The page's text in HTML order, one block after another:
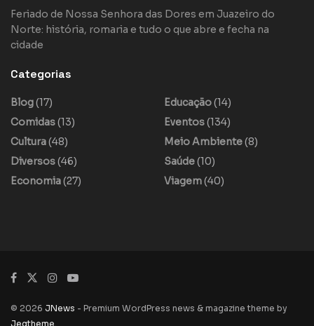
Feriado de Nossa Senhora das Dores em Juazeiro do
Norte: história, romaria e tudo o que abre e fecha na
cidade
Categorias
Blog(17)
Comidas(13)
Cultura(48)
Diversos(46)
Economia(27)
Educação(14)
Eventos(134)
Meio Ambiente(8)
Saúde(10)
Viagem(40)
© 2026 JNews - Premium WordPress news & magazine theme by
Jegtheme